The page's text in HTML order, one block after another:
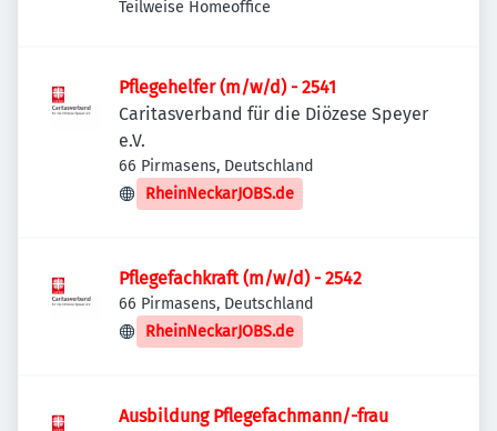
Teilweise Homeoffice
Pflegehelfer (m/w/d) - 2541
Caritasverband für die Diözese Speyer
e.V.
66 Pirmasens, Deutschland
RheinNeckarJOBS.de
Pflegefachkraft (m/w/d) - 2542
66 Pirmasens, Deutschland
RheinNeckarJOBS.de
Ausbildung Pflegefachmann/-frau